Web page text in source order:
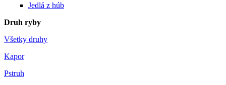
Jedlá z húb
Druh ryby
Všetky druhy
Kapor
Pstruh